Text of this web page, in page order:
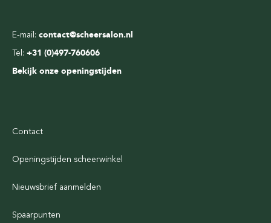
E-mail: contact@scheersalon.nl
Tel: +31 (0)497-760606
Bekijk onze openingstijden
Contact
Openingstijden scheerwinkel
Nieuwsbrief aanmelden
Spaarpunten